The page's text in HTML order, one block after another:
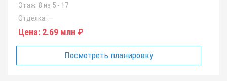
Этаж: 8 из 5 - 17
Отделка: —
Цена: 2.69 млн ₽
Посмотреть планировку